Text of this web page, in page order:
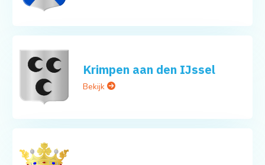
Krimpen aan den IJssel
Bekijk